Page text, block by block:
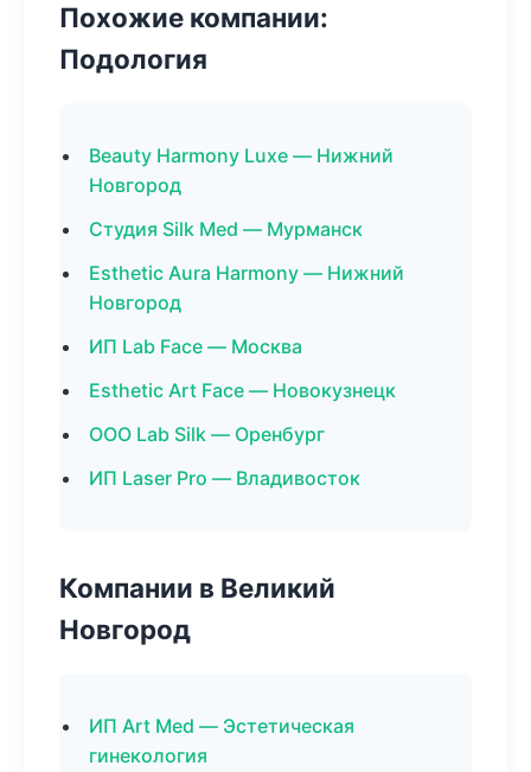
Похожие компании:
Подология
Beauty Harmony Luxe — Нижний
Новгород
Студия Silk Med — Мурманск
Esthetic Aura Harmony — Нижний
Новгород
ИП Lab Face — Москва
Esthetic Art Face — Новокузнецк
ООО Lab Silk — Оренбург
ИП Laser Pro — Владивосток
Компании в Великий
Новгород
ИП Art Med — Эстетическая
гинекология